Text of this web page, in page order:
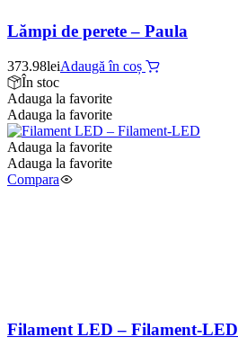
Lămpi de perete – Paula
373.98leiAdaugă în coș
În stoc
Adauga la favorite
Adauga la favorite
Adauga la favorite
Adauga la favorite
Compara
Filament LED – Filament-LED